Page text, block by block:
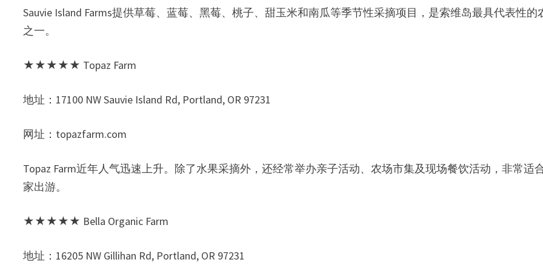
Sauvie Island Farms提供草莓、蓝莓、黑莓、桃子、甜玉米和南瓜等季节性采摘项目，是索维岛最具代表性的
之一。
★★★★★ Topaz Farm
地址：17100 NW Sauvie Island Rd, Portland, OR 97231
网址：topazfarm.com
Topaz Farm近年人气迅速上升。除了水果采摘外，还经常举办亲子活动、农场市集及现场餐饮活动，非常适
家出游。
★★★★★ Bella Organic Farm
地址：16205 NW Gillihan Rd, Portland, OR 97231